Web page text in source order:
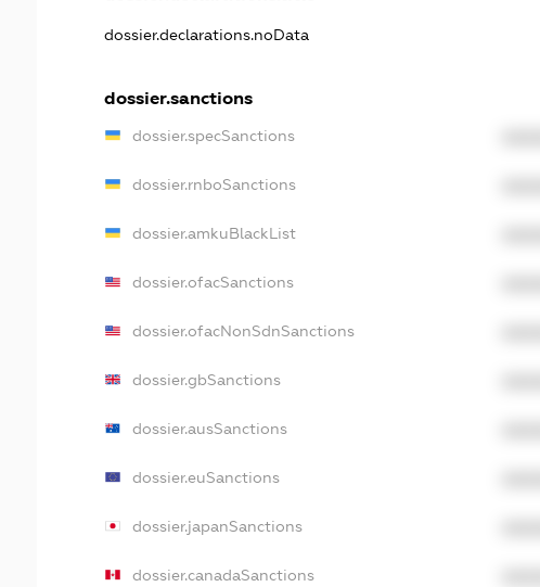
dossier.declarations.noData
dossier.sanctions
dossier.specSanctions
dossier.rnboSanctions
dossier.amkuBlackList
dossier.ofacSanctions
dossier.ofacNonSdnSanctions
dossier.gbSanctions
dossier.ausSanctions
dossier.euSanctions
dossier.japanSanctions
dossier.canadaSanctions